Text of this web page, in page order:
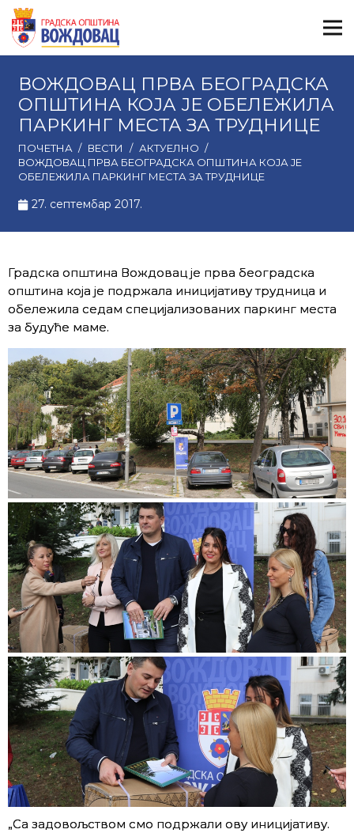
ВОЖДОВАЦ ПРВА БЕОГРАДСКА
ОПШТИНА КОЈА ЈЕ ОБЕЛЕЖИЛА
ПАРКИНГ МЕСТА ЗА ТРУДНИЦЕ
ПОЧЕТНА / ВЕСТИ / АКТУЕЛНО /
ВОЖДОВАЦ ПРВА БЕОГРАДСКА ОПШТИНА КОЈА ЈЕ
ОБЕЛЕЖИЛА ПАРКИНГ МЕСТА ЗА ТРУДНИЦЕ
27. септембар 2017.
Градска општина Вождовац је прва београдска
општина која је подржала иницијативу трудница и
обележила седам специјализованих паркинг места
за будуће маме.
„Са задовољством смо подржали ову иницијативу.